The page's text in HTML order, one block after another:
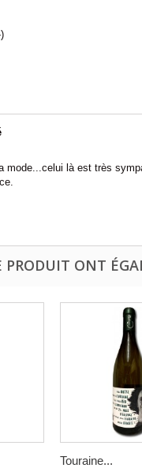
mode...celui là est très
ONT
Touraine...